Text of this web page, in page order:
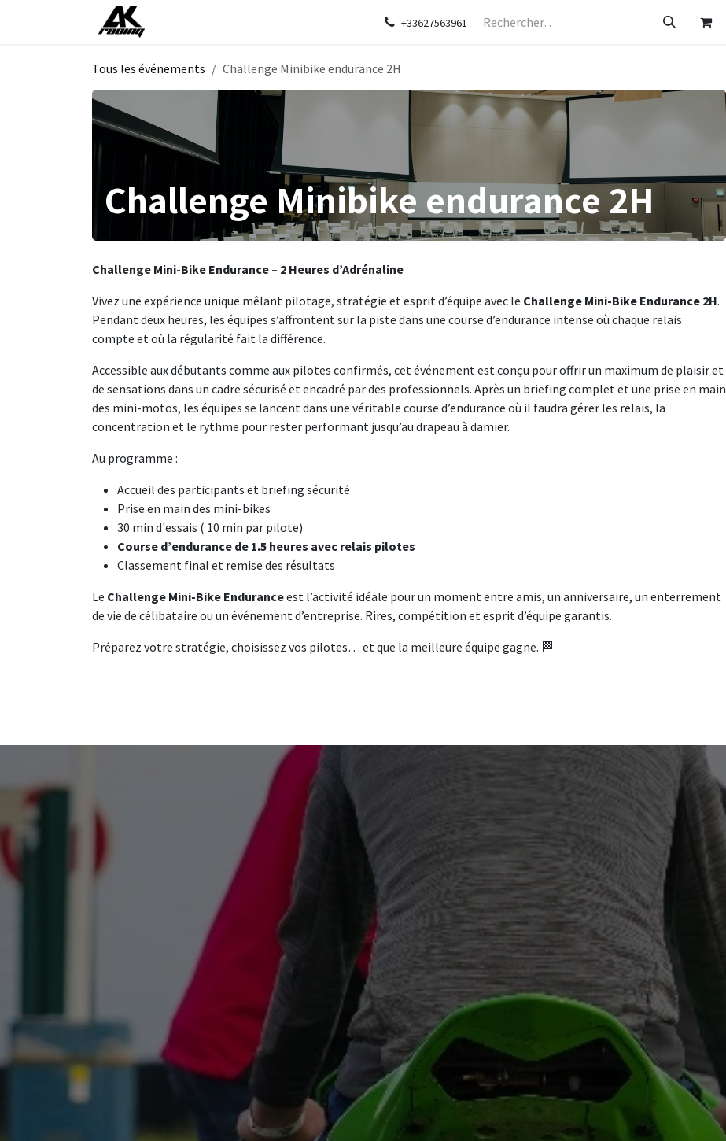
Se rendre au contenu
Société Aide Rendez-vous Contactez-nous
+33627563961
Tous les événements Challenge Minibike endurance 2H
Challenge Minibike endurance 2H
Challenge Mini-Bike Endurance – 2 Heures d’Adrénaline
Vivez une expérience unique mêlant pilotage, stratégie et esprit d’équipe avec le Challenge Mini-Bike Endurance 2H.
Pendant deux heures, les équipes s’affrontent sur la piste dans une course d’endurance intense où chaque relais
compte et où la régularité fait la différence.
Accessible aux débutants comme aux pilotes confirmés, cet événement est conçu pour offrir un maximum de plaisir et
de sensations dans un cadre sécurisé et encadré par des professionnels. Après un briefing complet et une prise en main
des mini-motos, les équipes se lancent dans une véritable course d’endurance où il faudra gérer les relais, la
concentration et le rythme pour rester performant jusqu’au drapeau à damier.
Au programme :
Accueil des participants et briefing sécurité
Prise en main des mini-bikes
30 min d'essais ( 10 min par pilote)
Course d’endurance de 1.5 heures avec relais pilotes
Classement final et remise des résultats
Le Challenge Mini-Bike Enduranceest l’activité idéale pour un moment entre amis, un anniversaire, un enterrement
de vie de célibataire ou un événement d’entreprise. Rires, compétition et esprit d’équipe garantis.
Préparez votre stratégie, choisissez vos pilotes… et que la meilleure équipe gagne. 🏁